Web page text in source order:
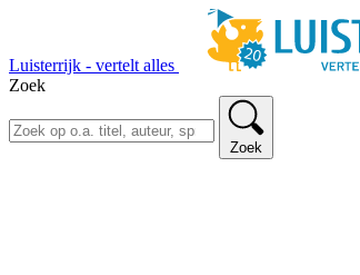
Luisterrijk - vertelt alles
Zoek
Zoek